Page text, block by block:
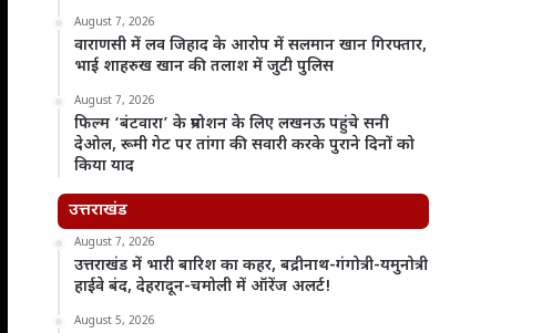
August 7, 2026
वाराणसी में लव जिहाद के आरोप में सलमान खान गिरफ्तार,
भाई शाहरुख खान की तलाश में जुटी पुलिस
August 7, 2026
फिल्म ‘बंटवारा’ के प्रमोशन के लिए लखनऊ पहुंचे सनी
देओल, रूमी गेट पर तांगा की सवारी करके पुराने दिनों को
किया याद
उत्तराखंड
August 7, 2026
उत्तराखंड में भारी बारिश का कहर, बद्रीनाथ-गंगोत्री-यमुनोत्री
हाईवे बंद, देहरादून-चमोली में ऑरेंज अलर्ट!
August 5, 2026